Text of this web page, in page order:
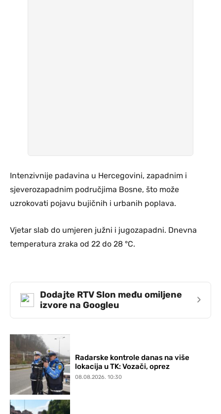
Intenzivnije padavina u Hercegovini, zapadnim i
sjeverozapadnim područjima Bosne, što može
uzrokovati pojavu bujičnih i urbanih poplava.
Vjetar slab do umjeren južni i jugozapadni. Dnevna
temperatura zraka od 22 do 28 °C.
Dodajte RTV Slon među omiljene
izvore na Googleu
›
Radarske kontrole danas na više
lokacija u TK: Vozači, oprez
08.08.2026. 10:30